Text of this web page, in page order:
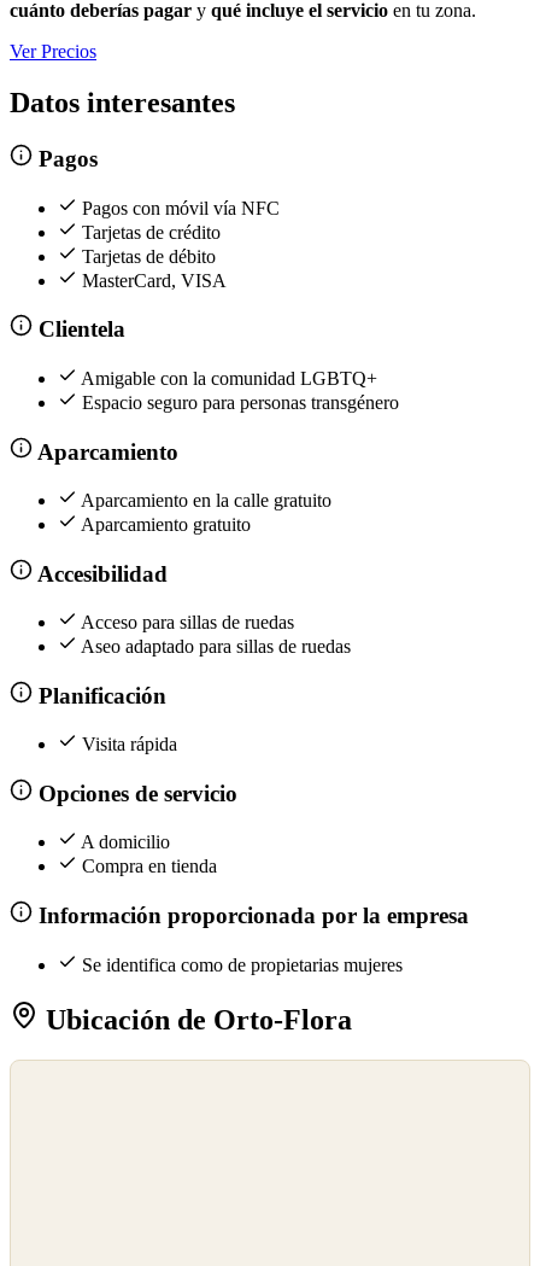
cuánto deberías pagar y qué incluye el servicio en tu zona.
Ver Precios
Datos interesantes
Pagos
Pagos con móvil vía NFC
Tarjetas de crédito
Tarjetas de débito
MasterCard, VISA
Clientela
Amigable con la comunidad LGBTQ+
Espacio seguro para personas transgénero
Aparcamiento
Aparcamiento en la calle gratuito
Aparcamiento gratuito
Accesibilidad
Acceso para sillas de ruedas
Aseo adaptado para sillas de ruedas
Planificación
Visita rápida
Opciones de servicio
A domicilio
Compra en tienda
Información proporcionada por la empresa
Se identifica como de propietarias mujeres
Ubicación de Orto-Flora